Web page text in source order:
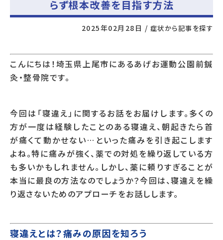
らず根本改善を目指す方法
2025年02月28日 / 症状から記事を探す
こんにちは！埼玉県上尾市にあるあげお運動公園前鍼
灸・整骨院です。
今回は「寝違え」に関するお話をお届けします。多くの
方が一度は経験したことのある寝違え、朝起きたら首
が痛くて動かせない…といった痛みを引き起こします
よね。特に痛みが強く、薬での対処を繰り返している方
も多いかもしれません。しかし、薬に頼りすぎることが
本当に最良の方法なのでしょうか？今回は、寝違えを繰
り返さないためのアプローチをお話しします。
寝違えとは？痛みの原因を知ろう